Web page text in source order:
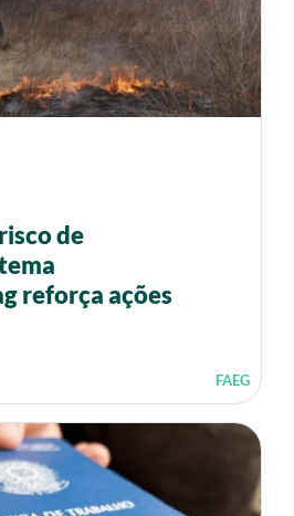
de
reforça ações
FAEG